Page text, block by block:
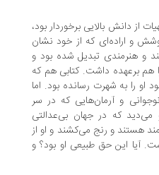
بالایی برخوردار بود،
که از خود نشان
تبدیل شده بود و
داشت. کتابی هم که
شهرت رسانده بود. اما
آرمان‌هایی که در سر
که در جهان بی‌عدالتی
و رنج می‌کشند و او از
حق طبیعی او بود؟ و